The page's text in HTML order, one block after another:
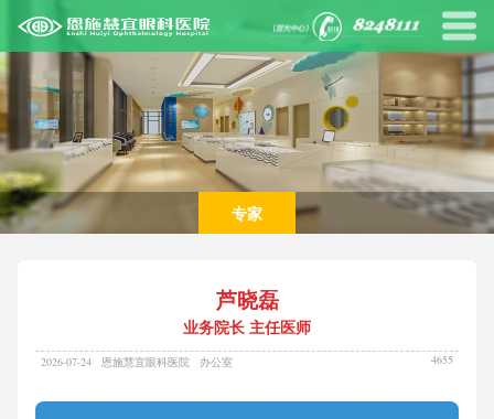
专家
芦晓磊
业务院长 主任医师
2026-07-24 恩施慧宜眼科医院 办公室 4655